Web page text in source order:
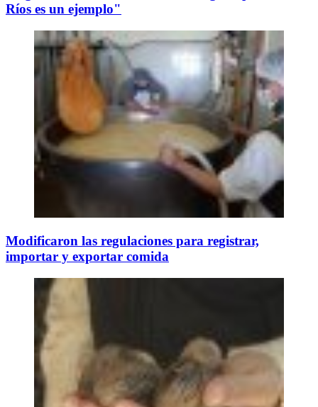
Ríos es un ejemplo"
Modificaron las regulaciones para registrar,
importar y exportar comida